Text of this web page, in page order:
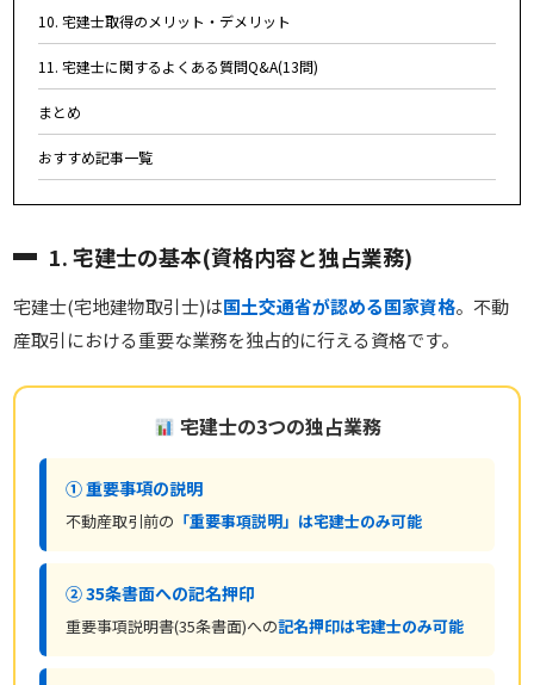
10. 宅建士取得のメリット・デメリット
11. 宅建士に関するよくある質問Q&A(13問)
まとめ
おすすめ記事一覧
1. 宅建士の基本(資格内容と独占業務)
宅建士(宅地建物取引士)は国土交通省が認める国家資格。不動
産取引における重要な業務を独占的に行える資格です。
宅建士の3つの独占業務
① 重要事項の説明
不動産取引前の 「重要事項説明」は宅建士のみ可能
② 35条書面への記名押印
重要事項説明書(35条書面)への記名押印は宅建士のみ可能